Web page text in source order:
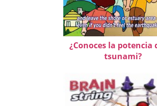
¿Conoces la potencia
tsunami?